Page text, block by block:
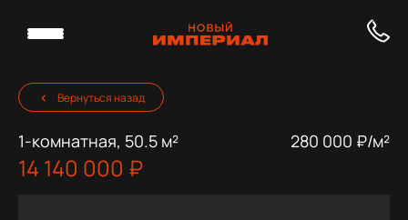
Вернуться назад
1-комнатная, 50.5 м² 280 000 ₽/м²
14 140 000 ₽